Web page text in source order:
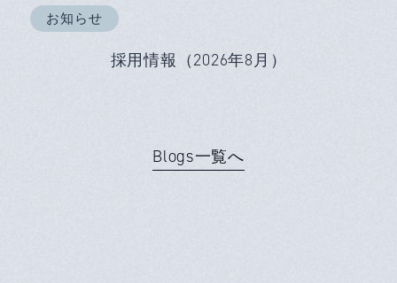
お知らせ
採用情報（2026年8月）
Blogs一覧へ